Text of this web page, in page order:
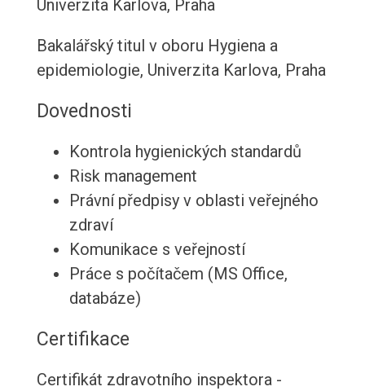
Univerzita Karlova, Praha
Bakalářský titul v oboru Hygiena a
epidemiologie, Univerzita Karlova, Praha
Dovednosti
Kontrola hygienických standardů
Risk management
Právní předpisy v oblasti veřejného
zdraví
Komunikace s veřejností
Práce s počítačem (MS Office,
databáze)
Certifikace
Certifikát zdravotního inspektora -